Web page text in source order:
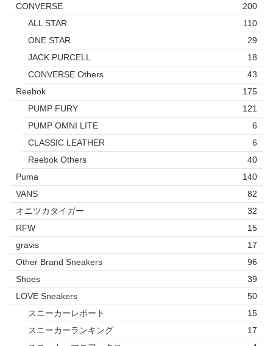
CONVERSE
200
ALL STAR
110
ONE STAR
29
JACK PURCELL
18
CONVERSE Others
43
Reebok
175
PUMP FURY
121
PUMP OMNI LITE
6
CLASSIC LEATHER
6
Reebok Others
40
Puma
140
VANS
82
オニツカタイガー
32
RFW
15
gravis
17
Other Brand Sneakers
96
Shoes
39
LOVE Sneakers
50
スニーカーレポート
15
スニーカーランキング
17